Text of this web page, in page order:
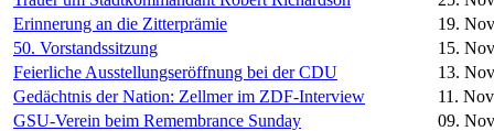
Erinnerung an die Zitterprämie
19.
50. Vorstandssitzung
15.
Feierliche Ausstellungseröffnung bei der CDU
13.
Gedächtnis der Nation: Zellmer im ZDF-Interview
11.
GSU-Verein beim Remembrance Sunday
09.